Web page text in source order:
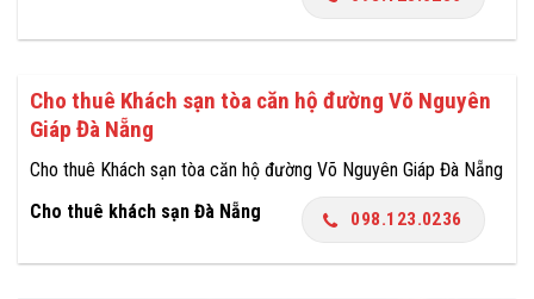
Cho thuê Khách sạn tòa căn hộ đường Võ Nguyên
Giáp Đà Nẵng
Cho thuê Khách sạn tòa căn hộ đường Võ Nguyên Giáp Đà Nẵng
Cho thuê khách sạn Đà Nẵng
098.123.0236